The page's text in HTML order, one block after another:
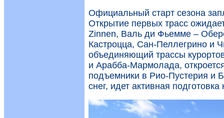
Официальный старт сезона
Открытие первых трасс
Zinnen, Валь ди Фьемме –
Кастроцца, Сан-Пеллегрино и
объединяющий трассы
и Арабба-Мармолада,
подъемники в Рио-Пустерия и
снег, идет активная подготовка